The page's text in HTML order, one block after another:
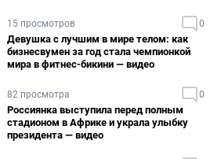
15 просмотров 0
Девушка с лучшим в мире телом: как
бизнесвумен за год стала чемпионкой
мира в фитнес-бикини — видео
82 просмотра 0
Россиянка выступила перед полным
стадионом в Африке и украла улыбку
президента — видео